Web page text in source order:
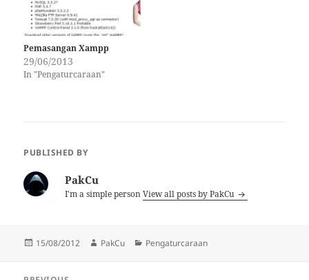
Pemasangan Xampp
29/06/2013
In "Pengaturcaraan"
PUBLISHED BY
PakCu
I'm a simple personView all posts by PakCu
Posted
15/08/2012 Author
PakCu Categories
Pengaturcaraan